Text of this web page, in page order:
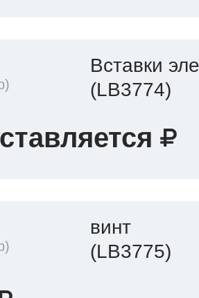
Вставки
(LB3774)
винт
(LB3775)